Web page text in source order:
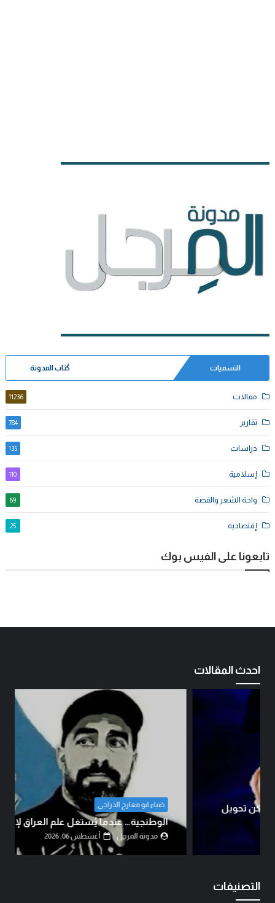
التسميات كُتاب المدونة
مقالات 11236
تقارير 784
دراسات 135
إسلامية 110
واحة الشعر والقصة 69
إقتصادية 25
تابعونا على الفيس بوك
احدث المقالات
ضياء ابو معارج الدراجي
الوطنجية… عندما يُستغل علم العراق لإثارة الفتنة..!
أغسطس 06, 2026
التصنيفات